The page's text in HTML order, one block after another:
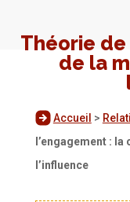
Théorie de
de la
Accueil >
l’engagement :
l’influence